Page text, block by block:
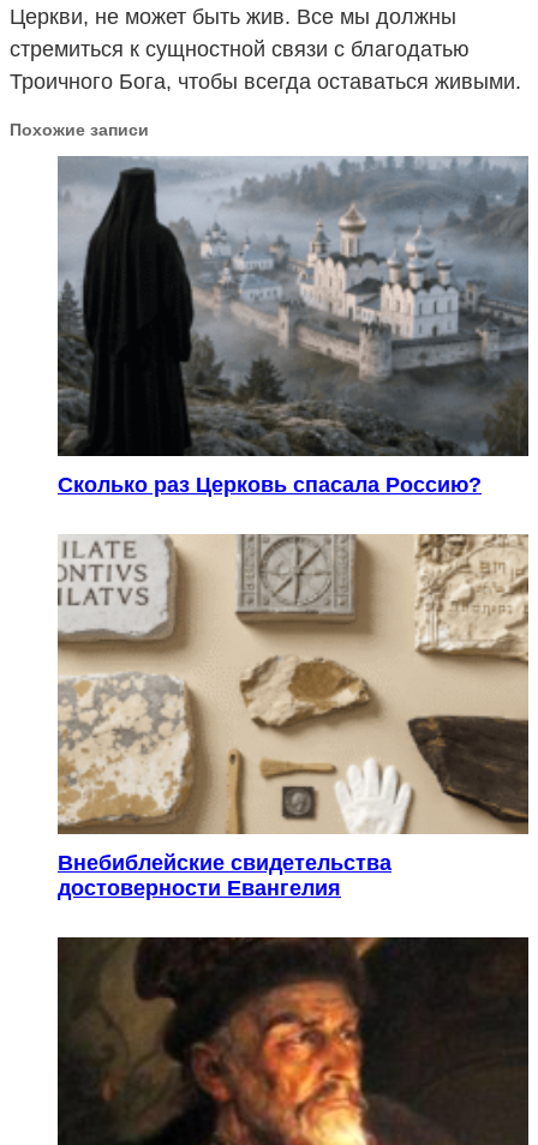
Церкви, не может быть жив. Все мы должны
стремиться к сущностной связи с благодатью
Троичного Бога, чтобы всегда оставаться живыми.
Похожие записи
Сколько раз Церковь спасала Россию?
Внебиблейские свидетельства
достоверности Евангелия